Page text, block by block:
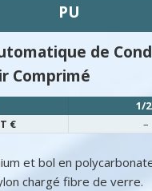
PU
de
Comprimé
1/
€
–
et bol en
chargé fibre de verre.